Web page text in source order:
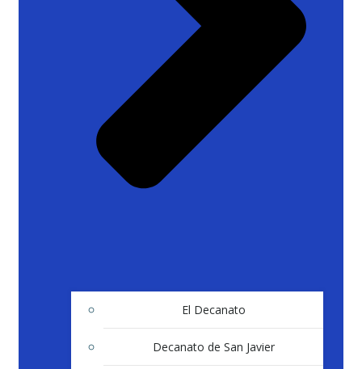
El Decanato
Decanato de San Javier